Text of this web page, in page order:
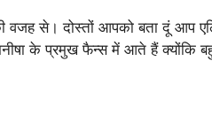
वजह से। दोस्तों आपको बता दूं आप
के प्रमुख फैन्स में आते हैं क्योंकि